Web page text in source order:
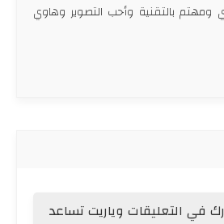
بالتقنية وأحب التصوير وهاوي
في التعليقات وياريت تساعد